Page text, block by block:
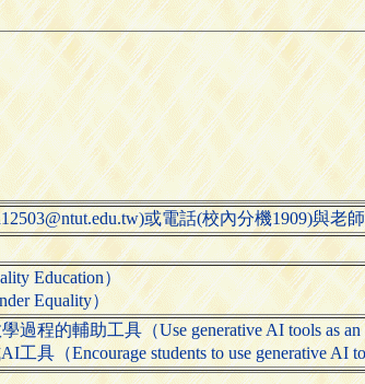
或電話(校內分機1909)與老
Education）
Equality）
程的輔助工具（Use generative AI tools as an
具（Encourage students to use generative AI